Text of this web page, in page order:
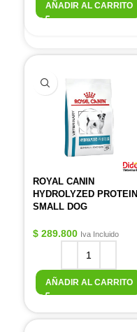
AÑADIR AL CARRITO
ROYAL CANIN
HYDROLYZED PROTEIN
SMALL DOG
$ 289.800 Iva Incluido
AÑADIR AL CARRITO